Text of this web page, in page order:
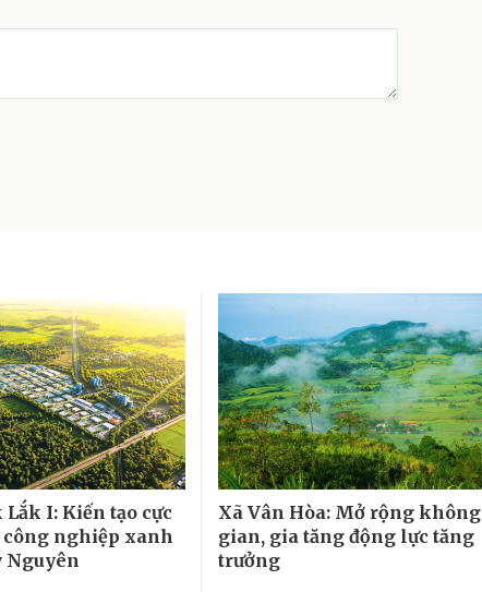
Lắk I: Kiến tạo cực
nghiệp xanh
Nguyên
Xã Vân Hòa: Mở rộng không
gian, gia tăng động lực tăng
trưởng